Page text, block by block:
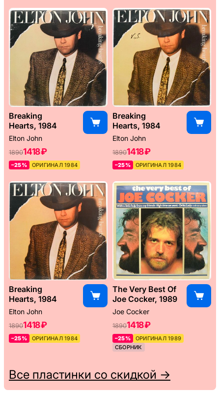
Breaking
Hearts, 1984
Elton John
18901418 ₽
–25% ОРИГИНАЛ 1984
Breaking
Hearts, 1984
Elton John
18901418 ₽
–25% ОРИГИНАЛ 1984
Breaking
Hearts, 1984
Elton John
18901418 ₽
–25% ОРИГИНАЛ 1984
The Very Best Of
Joe Cocker, 1989
Joe Cocker
18901418 ₽
–25%
ОРИГИНАЛ 1989
СБОРНИК
Все пластинки со скидкой →